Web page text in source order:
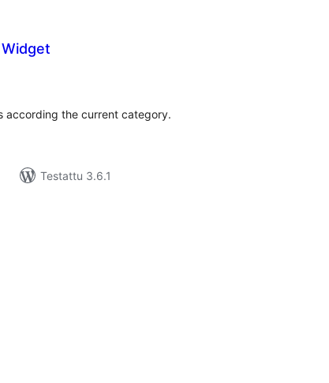
according the current category.
Testattu 3.6.1